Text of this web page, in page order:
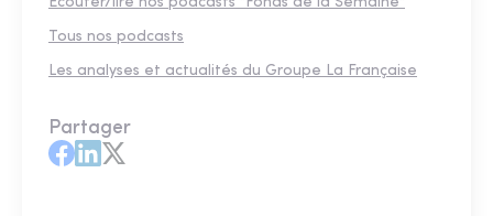
Tous nos podcasts
Les analyses et actualités du Groupe La Française
Partager